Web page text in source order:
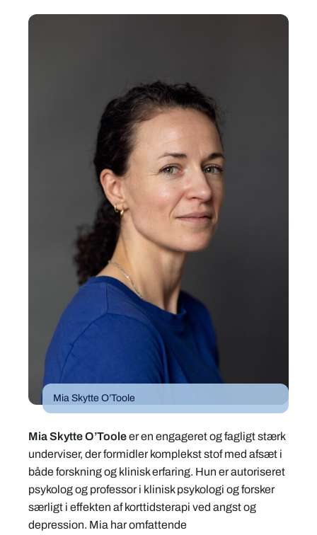
Mia Skytte O’Toole
Mia Skytte O’Tooleer en engageret og fagligt stærk
underviser, der formidler komplekst stof med afsæt i
både forskning og klinisk erfaring. Hun er autoriseret
psykolog og professor i klinisk psykologi og forsker
særligt i effekten af korttidsterapi ved angst og
depression. Mia har omfattende